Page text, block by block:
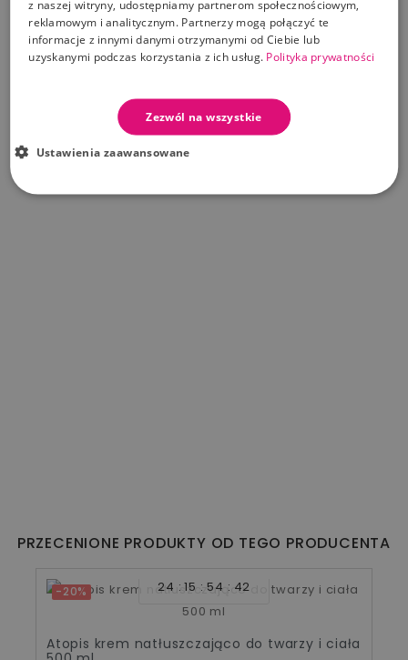
-20%
24 15 54 42
Cena standardowa
Cena
19,19 zł
PRZECENIONE PRODUKTY OD TEGO PRODUCENTA
-20% 24 15 54 42
Atopis krem natłuszczająco do twarzy i ciała
z naszej witryny, udostępniamy partnerom społecznościowym,
reklamowym i analitycznym. Partnerzy mogą połączyć te
informacje z innymi danymi otrzymanymi od Ciebie lub
uzyskanymi podczas korzystania z ich usług. Polityka prywatności
Zezwól na wszystkie
Ustawienia zaawansowane